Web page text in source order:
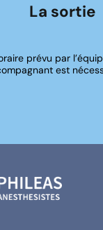
La sortie
prévu par
est